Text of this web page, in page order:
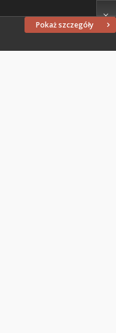
Pokaż szczegóły